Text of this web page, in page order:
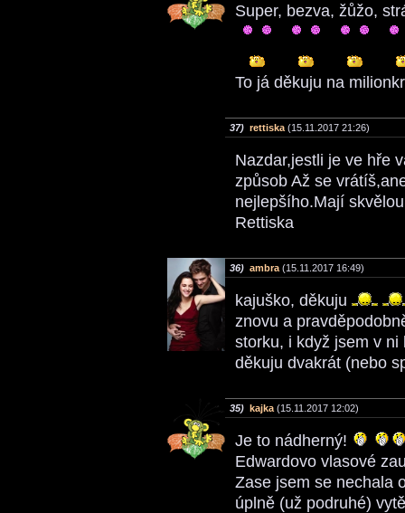
Super, bezva, žůžo,
To já děkuju na
37) rettiska (15.11.2017 21:26)
Nazdar,jestli je ve hře
způsob Až se
nejlepšího.Mají
Rettiska
36) ambra (15.11.2017 16:49)
kajuško, děkuju
znovu a
storku, i když jsem v
děkuju dvakrát (nebo
35) kajka (15.11.2017 12:02)
Je to nádherný!
Edwardovo vlasové
Zase jsem se nechala
úplně (už podruhé)